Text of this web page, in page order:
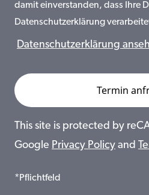
damit einverstanden, dass Ihre
Datenschutzerklärung
Datenschutzerklärung
This site is protected by
Google Privacy Policy and
*Pflichtfeld